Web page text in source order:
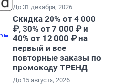
До 31 декабря, 2026
Скидка 20% от 4 000
₽, 30% от 7 000 ₽ и
40% от 12 000 ₽ на
первый и все
повторные заказы по
промокоду ТРЕНД
До 15 августа, 2026